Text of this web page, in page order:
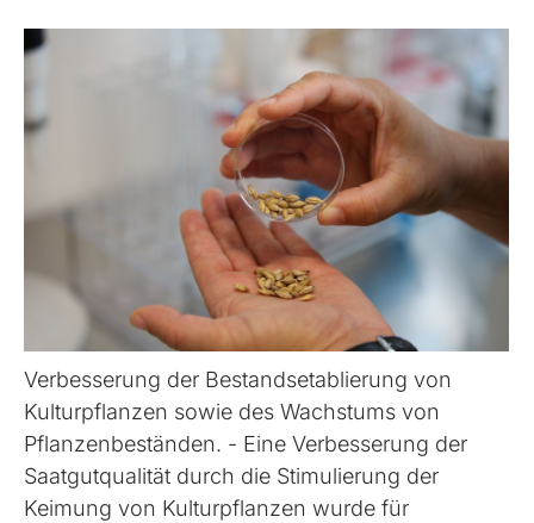
Verbesserung der Bestandsetablierung von
Kulturpflanzen sowie des Wachstums von
Pflanzenbeständen. - Eine Verbesserung der
Saatgutqualität durch die Stimulierung der
Keimung von Kulturpflanzen wurde für